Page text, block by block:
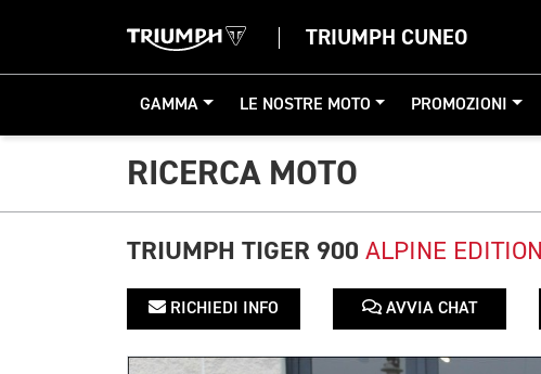
TRIUMPH CUNEO
GAMMA LE NOSTRE MOTO PROMOZIONI
RICERCA MOTO
TRIUMPH TIGER 900 ALPINE EDITION
RICHIEDI INFO AVVIA CHAT